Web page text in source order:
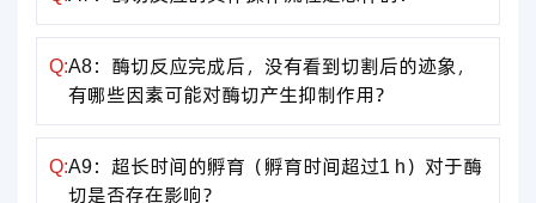
Q:A8：酶切反应完成后，没有看到切割后的迹象，
有哪些因素可能对酶切产生抑制作用？
Q:A9：超长时间的孵育（孵育时间超过1 h）对于酶
切是否存在影响？